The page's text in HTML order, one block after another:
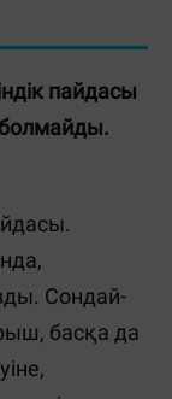
пайдасы
Сондай-
басқа да